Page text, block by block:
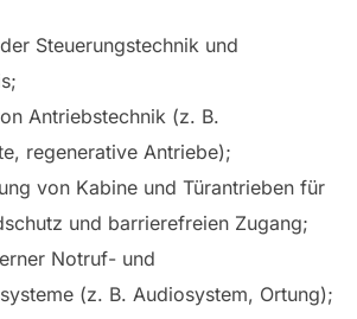
Steuerungstechnik und
Antriebstechnik (z. B.
regenerative Antriebe);
von Kabine und Türantrieben für
und barrierefreien Zugang;
Notruf- und
(z. B. Audiosystem, Ortung);